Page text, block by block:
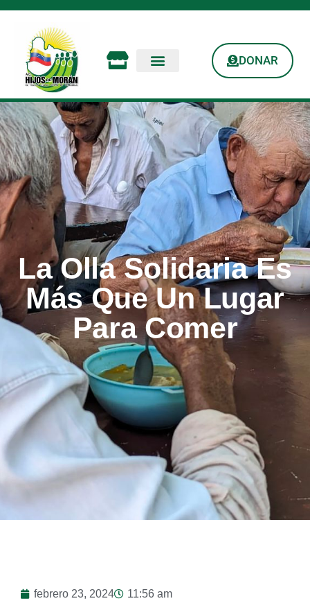
DONAR
La Olla Solidaria Es
Más Que Un Lugar
Para Comer
febrero 23, 2024 11:56 am